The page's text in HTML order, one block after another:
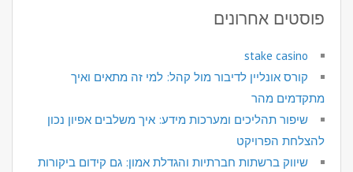
פוסטים אחרונים
stake casino
קורס אונליין לדיבור מול קהל: למי זה מתאים ואיך
מתקדמים מהר
שיפור תהליכים ומערכות מידע: איך משלבים אפיון נכון
להצלחת הפרויקט
שיווק ברשתות חברתיות והגדלת אמון: גם קידום ביקורות